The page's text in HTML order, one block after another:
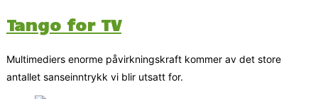
Tango for TV
Multimediers enorme påvirkningskraft kommer av det store
antallet sanseinntrykk vi blir utsatt for.